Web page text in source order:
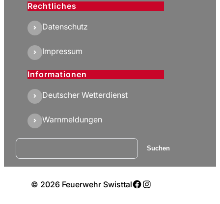
Rechtliches
Datenschutz
Impressum
Informationen
Deutscher Wetterdienst
Warnmeldungen
Suchen Suchen
© 2026 Feuerwehr SwisttalFacebook
Instagram